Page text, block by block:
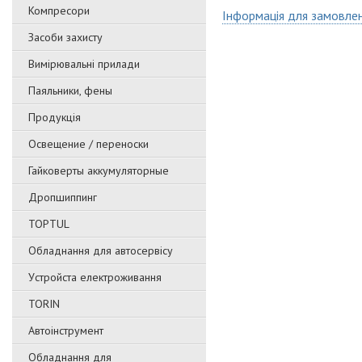
Компресори
Засоби захисту
Вимірювальні прилади
Паяльники, фены
Продукція
Освещение / переноски
Гайковерты аккумуляторные
Дропшиппинг
TOPTUL
Обладнання для автосервісу
Уcтpoйстa елeктpoживання
TORIN
Автоінструмент
Обладнання для
Інформація для